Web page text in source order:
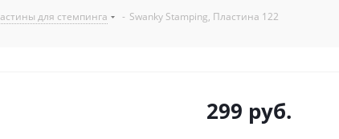
для стемпинга - Swanky Stamping, Пластина 122
299 руб.